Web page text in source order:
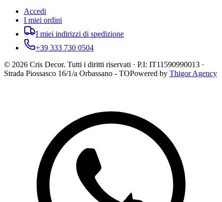
Accedi
I miei ordini
I miei indirizzi di spedizione
+39 333 730 0504
© 2026 Cris Decor. Tutti i diritti riservati · P.I: IT11590990013 ·
Strada Piossasco 16/1/a Orbassano - TOPowered by Thigor Agency